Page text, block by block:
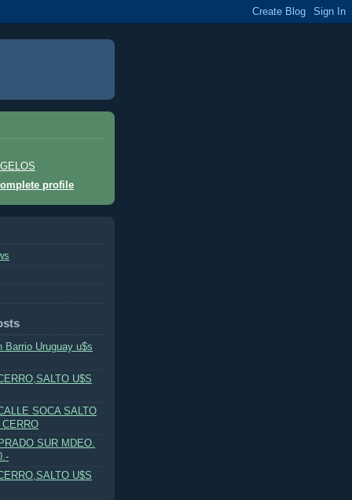
profile
Barrio Uruguay u$s
U$S
SOCA SALTO
SUR MDEO.
U$S